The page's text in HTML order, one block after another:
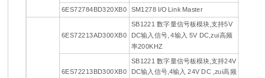
6ES72784BD320XB0
SM1278 I/O Link Master
6ES72213AD300XB0
SB1221 数字量信号板模块,支持5V
DC输入信号, 4输入 5V DC,zui高频
率200KHZ
6ES72213BD300XB0
SB1221 数字量信号板模块,支持24V
DC输入信号,4输入 24V DC ,zui高频